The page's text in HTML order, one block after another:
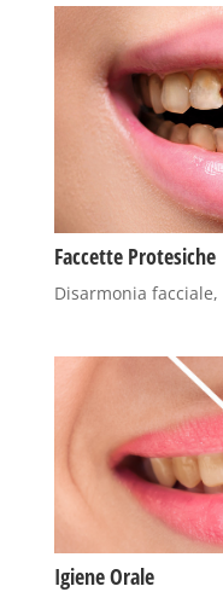
Faccette Protesiche
Disarmonia facciale,
Igiene Orale